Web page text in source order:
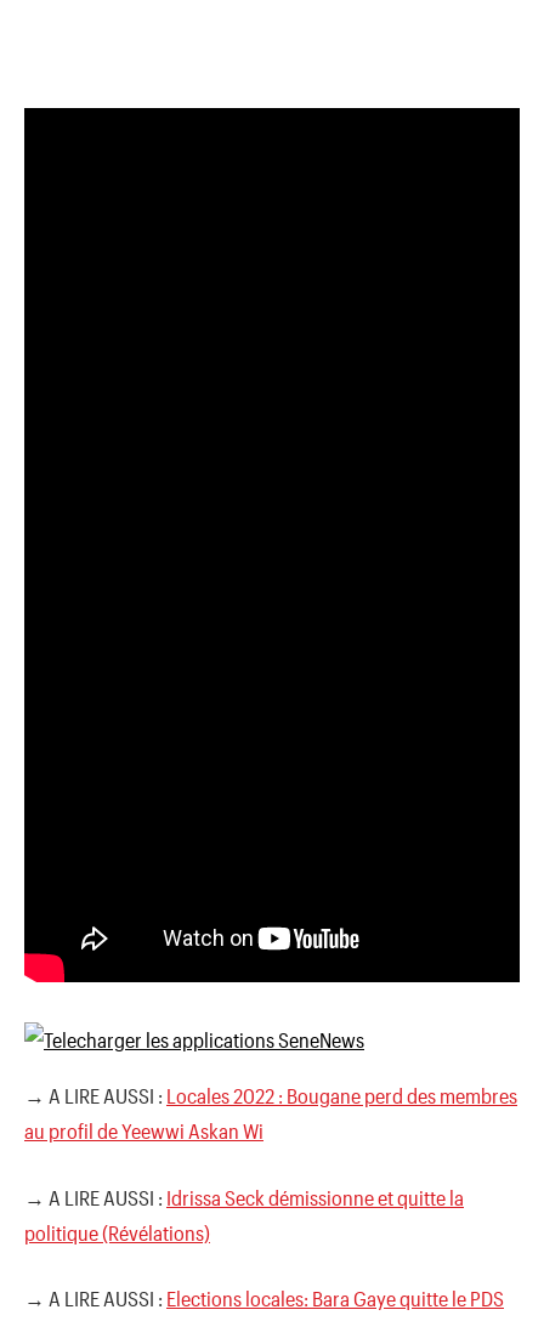
→ A LIRE AUSSI : Locales 2022 : Bougane perd des membres
au profil de Yeewwi Askan Wi
→ A LIRE AUSSI : Idrissa Seck démissionne et quitte la
politique (Révélations)
→ A LIRE AUSSI : Elections locales: Bara Gaye quitte le PDS